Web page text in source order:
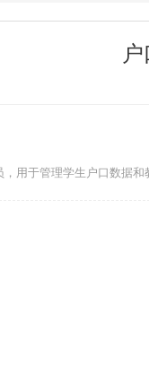
用于管理学生户口数据和